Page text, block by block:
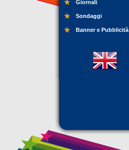
Giornali
Sondaggi
Banner e Pubblicità